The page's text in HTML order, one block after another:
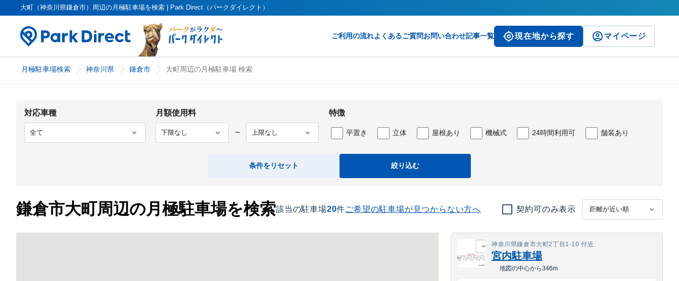
大町（神奈川県鎌倉市）周辺の月極駐車場を検索 | Park Direct（パークダイレクト）
ご利用の流れよくあるご質問お問い合わせ記事一覧 現在地から探す マイページ
月極駐車場検索 神奈川県 鎌倉市 大町周辺の月極駐車場 検索
対応車種 月額使用料
〜
特徴
平置き 立体 屋根あり 機械式 24時間利用可 舗装あり
条件をリセット 絞り込む
鎌倉市大町周辺の月極駐車場を検索該当の駐車場20件ご希望の駐車場が見つからない方へ 契約可のみ表示
神奈川県鎌倉市大町2丁目1-10 付近
宮内駐車場
地図の中心から346m